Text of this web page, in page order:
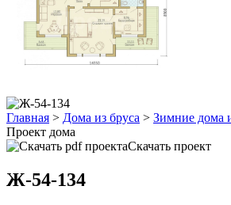
Главная > Дома из бруса > Зимние дома
Проект дома
Скачать проект
Ж-54-134